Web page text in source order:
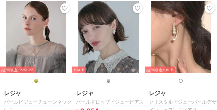
期間限定15%OFF
レジャ
パールビジューチェーンネック
SALE
レジャ
パールドロップビジューピアス
期間限定SALE
レジャ
クリスタルビジューパールデザ